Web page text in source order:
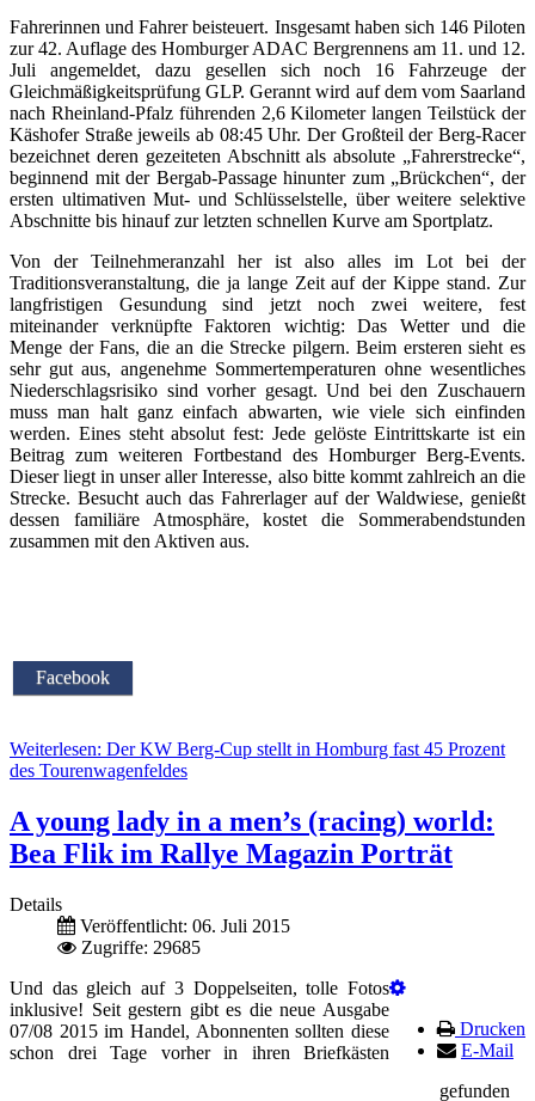
Fahrerinnen und Fahrer beisteuert. Insgesamt haben sich 146 Piloten
zur 42. Auflage des Homburger ADAC Bergrennens am 11. und 12.
Juli angemeldet, dazu gesellen sich noch 16 Fahrzeuge der
Gleichmäßigkeitsprüfung GLP. Gerannt wird auf dem vom Saarland
nach Rheinland-Pfalz führenden 2,6 Kilometer langen Teilstück der
Käshofer Straße jeweils ab 08:45 Uhr. Der Großteil der Berg-Racer
bezeichnet deren gezeiteten Abschnitt als absolute „Fahrerstrecke“,
beginnend mit der Bergab-Passage hinunter zum „Brückchen“, der
ersten ultimativen Mut- und Schlüsselstelle, über weitere selektive
Abschnitte bis hinauf zur letzten schnellen Kurve am Sportplatz.
Von der Teilnehmeranzahl her ist also alles im Lot bei der
Traditionsveranstaltung, die ja lange Zeit auf der Kippe stand. Zur
langfristigen Gesundung sind jetzt noch zwei weitere, fest
miteinander verknüpfte Faktoren wichtig: Das Wetter und die
Menge der Fans, die an die Strecke pilgern. Beim ersteren sieht es
sehr gut aus, angenehme Sommertemperaturen ohne wesentliches
Niederschlagsrisiko sind vorher gesagt. Und bei den Zuschauern
muss man halt ganz einfach abwarten, wie viele sich einfinden
werden. Eines steht absolut fest: Jede gelöste Eintrittskarte ist ein
Beitrag zum weiteren Fortbestand des Homburger Berg-Events.
Dieser liegt in unser aller Interesse, also bitte kommt zahlreich an die
Strecke. Besucht auch das Fahrerlager auf der Waldwiese, genießt
dessen familiäre Atmosphäre, kostet die Sommerabendstunden
zusammen mit den Aktiven aus.
Facebook
Weiterlesen: Der KW Berg-Cup stellt in Homburg fast 45 Prozent
des Tourenwagenfeldes
A young lady in a men’s (racing) world:
Bea Flik im Rallye Magazin Porträt
Details
Veröffentlicht: 06. Juli 2015
Zugriffe: 29685
Drucken
E-Mail
Und das gleich auf 3 Doppelseiten, tolle Fotos
inklusive! Seit gestern gibt es die neue Ausgabe
07/08 2015 im Handel, Abonnenten sollten diese
schon drei Tage vorher in ihren Briefkästen
gefunden